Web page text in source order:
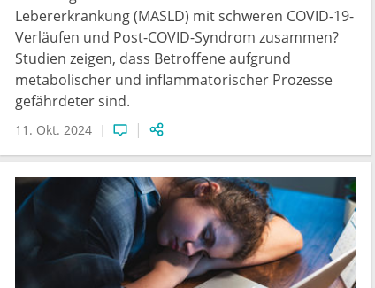
Lebererkrankung (MASLD) mit schweren COVID-19-
Verläufen und Post-COVID-Syndrom zusammen?
Studien zeigen, dass Betroffene aufgrund
metabolischer und inflammatorischer Prozesse
gefährdeter sind.
11. Okt. 2024